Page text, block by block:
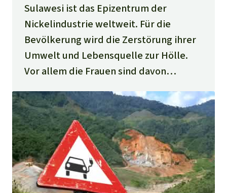
Sulawesi ist das Epizentrum der
Nickelindustrie weltweit. Für die
Bevölkerung wird die Zerstörung ihrer
Umwelt und Lebensquelle zur Hölle.
Vor allem die Frauen sind davon
Frauenteam von Rettet den Regenwald
und einem internationalen Anti-
Bergbau-Netzwerk reiste nach Sulawesi
– zur Unterstützung und aus Solidarität.